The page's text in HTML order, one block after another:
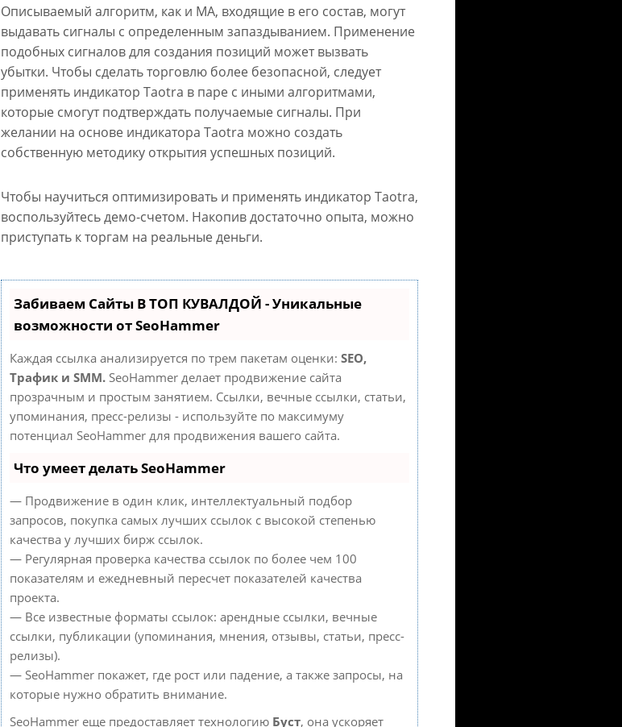
Описываемый алгоритм, как и MA, входящие в его состав, могут
выдавать сигналы с определенным запаздыванием. Применение
подобных сигналов для создания позиций может вызвать
убытки. Чтобы сделать торговлю более безопасной, следует
применять индикатор Taotra в паре с иными алгоритмами,
которые смогут подтверждать получаемые сигналы. При
желании на основе индикатора Taotra можно создать
собственную методику открытия успешных позиций.
Чтобы научиться оптимизировать и применять индикатор Taotra,
воспользуйтесь демо-счетом. Накопив достаточно опыта, можно
приступать к торгам на реальные деньги.
Забиваем Сайты В ТОП КУВАЛДОЙ - Уникальные
возможности от SeoHammer
Каждая ссылка анализируется по трем пакетам оценки: SEO,
Трафик и SMM.SeoHammer делает продвижение сайта
прозрачным и простым занятием. Ссылки, вечные ссылки, статьи,
упоминания, пресс-релизы - используйте по максимуму
потенциал SeoHammer для продвижения вашего сайта.
Что умеет делать SeoHammer
— Продвижение в один клик, интеллектуальный подбор
запросов, покупка самых лучших ссылок с высокой степенью
качества у лучших бирж ссылок.
— Регулярная проверка качества ссылок по более чем 100
показателям и ежедневный пересчет показателей качества
проекта.
— Все известные форматы ссылок: арендные ссылки, вечные
ссылки, публикации (упоминания, мнения, отзывы, статьи, пресс-
релизы).
— SeoHammer покажет, где рост или падение, а также запросы, на
которые нужно обратить внимание.
SeoHammer еще предоставляет технологию Буст, она ускоряет